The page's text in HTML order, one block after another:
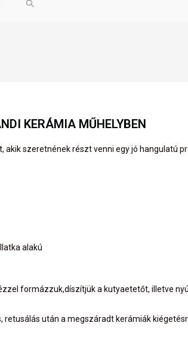
KERÁMIA MŰHELYBEN
szeretnének részt venni egy jó hangulatú
alakú
formázzuk,díszítjük a kutyaetetőt, illetve
után a megszáradt kerámiák